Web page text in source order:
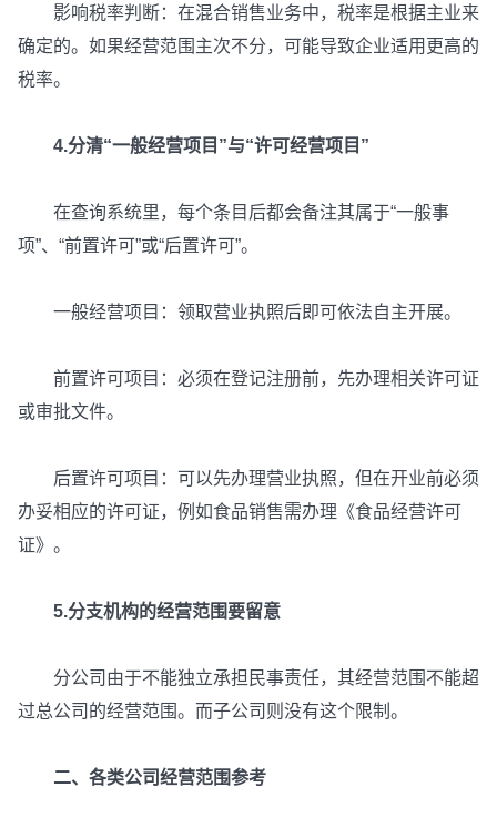
影响税率判断：在混合销售业务中，税率是根据主业来
确定的。如果经营范围主次不分，可能导致企业适用更高的
税率。
4.分清“一般经营项目”与“许可经营项目”
在查询系统里，每个条目后都会备注其属于“一般事
项”、“前置许可”或“后置许可”。
一般经营项目：领取营业执照后即可依法自主开展。
前置许可项目：必须在登记注册前，先办理相关许可证
或审批文件。
后置许可项目：可以先办理营业执照，但在开业前必须
办妥相应的许可证，例如食品销售需办理《食品经营许可
证》。
5.分支机构的经营范围要留意
分公司由于不能独立承担民事责任，其经营范围不能超
过总公司的经营范围。而子公司则没有这个限制。
二、各类公司经营范围参考